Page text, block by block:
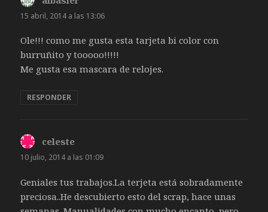
15 abril, 2014 a las 13:06
Ole!!! como me gusta esta tarjeta bi color con
burruñito y tooooo!!!!!
Me gusta esa mascara de relojes.
RESPONDER
celeste
10 julio, 2014 a las 01:09
Geniales tus trabajos.La terjeta está sobradamente
preciosa..He descubierto esto del scrap, hace unas